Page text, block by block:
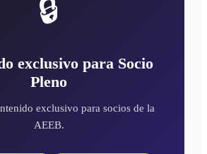
🔒
exclusivo para Socio
Pleno
exclusivo para socios de la
AEEB.